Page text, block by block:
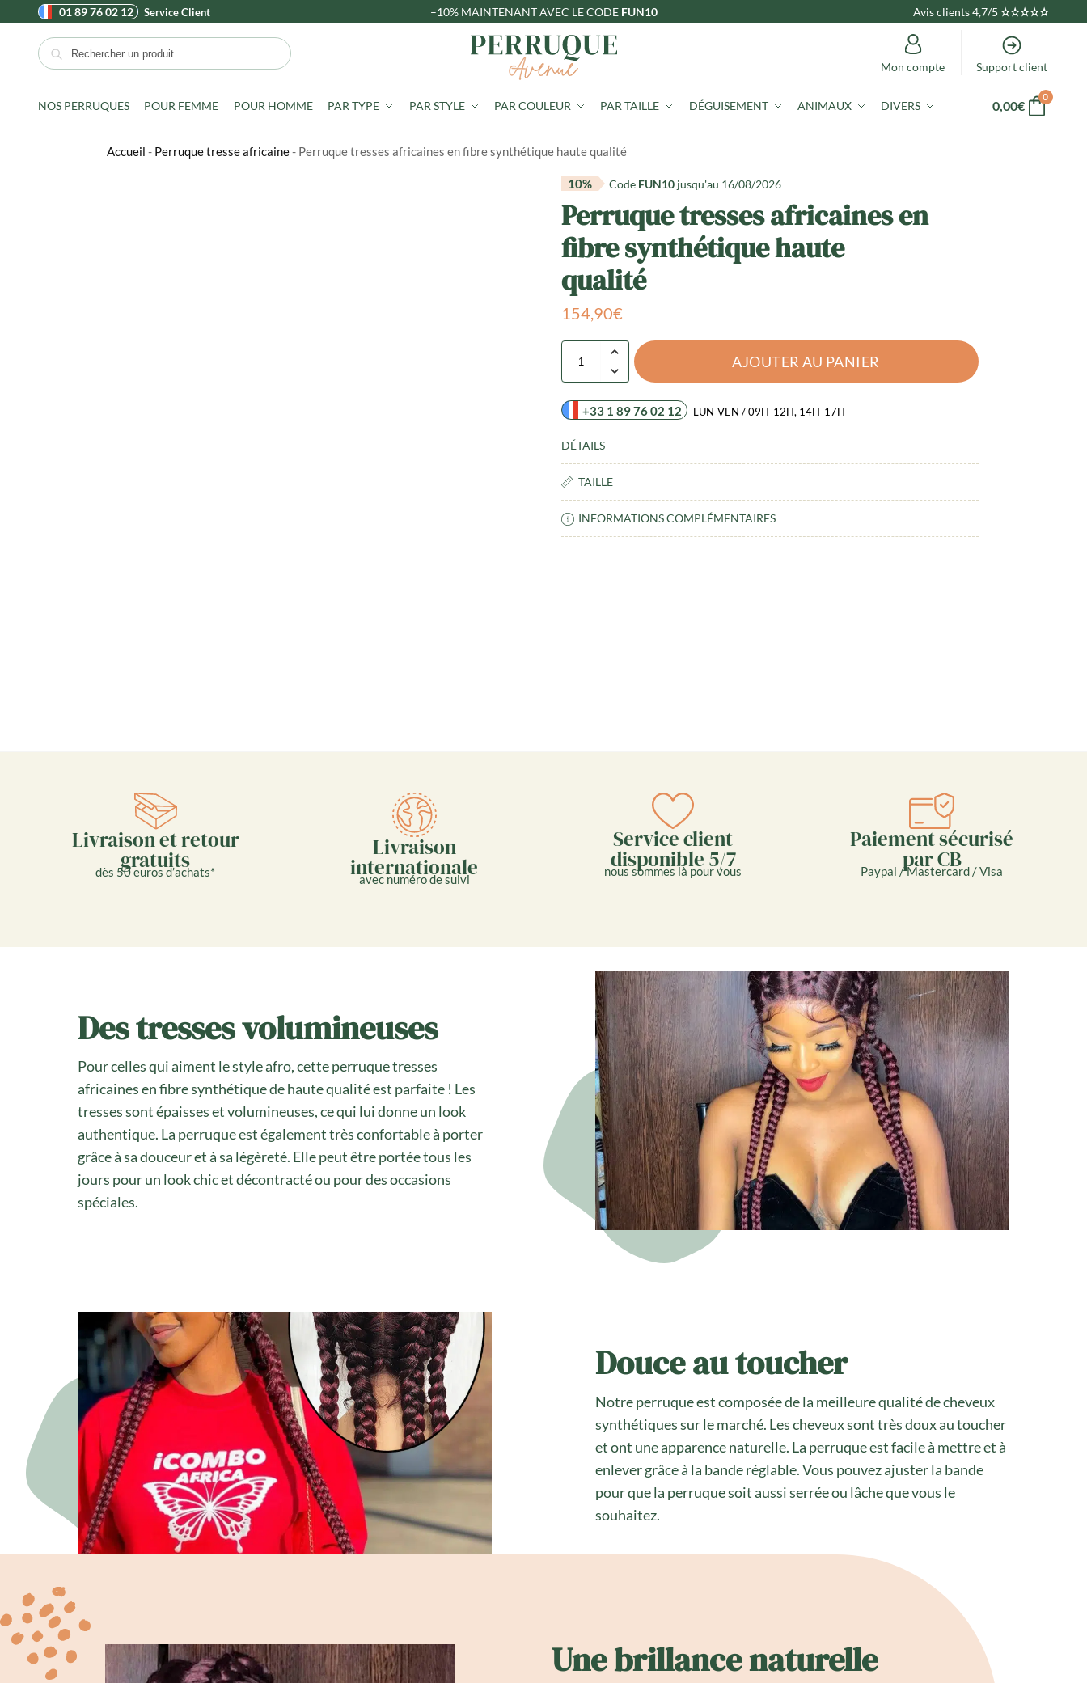
01 89 76 02 12 Service Client –10% MAINTENANT AVEC LE CODE FUN10 Avis clients 4,7/5 ✫✫✫✫✫
Recherche
Mon compte Support client
NOS PERRUQUES POUR FEMME POUR HOMME PAR TYPE PAR STYLE PAR COULEUR PAR TAILLE DÉGUISEMENT ANIMAUX DIVERS
0
0,00€
Accueil - Perruque tresse africaine- Perruque tresses africaines en fibre synthétique haute qualité
10% Code FUN10jusqu'au 16/08/2026
Perruque tresses africaines en
fibre synthétique haute
qualité
154,90€
AJOUTER AU PANIER
+33 1 89 76 02 12 LUN-VEN / 09H-12H, 14H-17H
DÉTAILS
TAILLE
INFORMATIONS COMPLÉMENTAIRES
Livraison et retour
gratuits
dès 50 euros d’achats*
Livraison
internationale
avec numéro de suivi
Service client
disponible 5/7
nous sommes là pour vous
Paiement sécurisé
par CB
Paypal / Mastercard / Visa
Des tresses volumineuses
Pour celles qui aiment le style afro, cette perruque tresses
africaines en fibre synthétique de haute qualité est parfaite ! Les
tresses sont épaisses et volumineuses, ce qui lui donne un look
authentique. La perruque est également très confortable à porter
grâce à sa douceur et à sa légèreté. Elle peut être portée tous les
jours pour un look chic et décontracté ou pour des occasions
spéciales.
Douce au toucher
Notre perruque est composée de la meilleure qualité de cheveux
synthétiques sur le marché. Les cheveux sont très doux au toucher
et ont une apparence naturelle. La perruque est facile à mettre et à
enlever grâce à la bande réglable. Vous pouvez ajuster la bande
pour que la perruque soit aussi serrée ou lâche que vous le
souhaitez.
Une brillance naturelle